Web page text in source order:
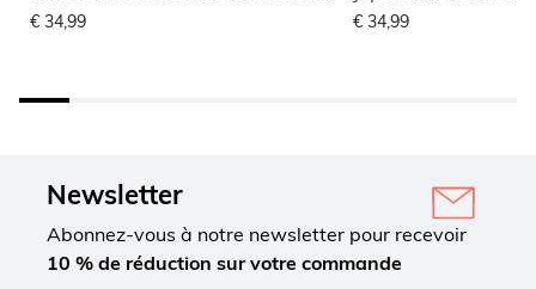
€ 34,99 € 34,99
Newsletter
Abonnez-vous à notre newsletter pour recevoir
10 % de réduction sur votre commande